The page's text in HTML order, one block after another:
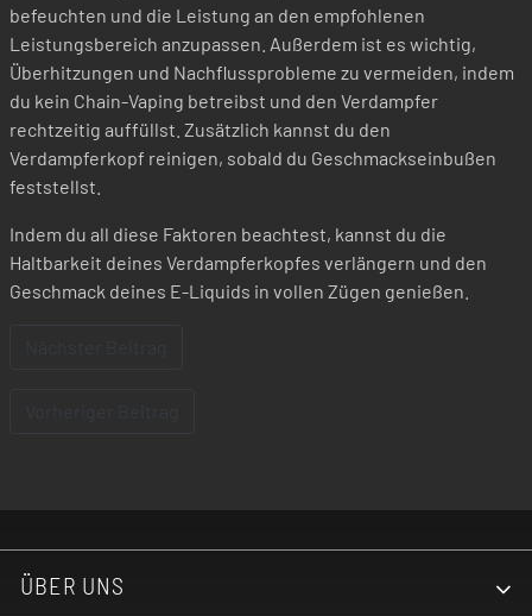
befeuchten und die Leistung an den empfohlenen
Leistungsbereich anzupassen. Außerdem ist es wichtig,
Überhitzungen und Nachflussprobleme zu vermeiden, indem
du kein Chain-Vaping betreibst und den Verdampfer
rechtzeitig auffüllst. Zusätzlich kannst du den
Verdampferkopf reinigen, sobald du Geschmackseinbußen
feststellst.
Indem du all diese Faktoren beachtest, kannst du die
Haltbarkeit deines Verdampferkopfes verlängern und den
Geschmack deines E-Liquids in vollen Zügen genießen.
ÜBER UNS